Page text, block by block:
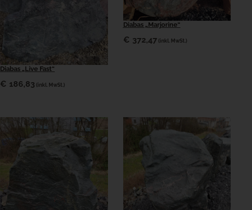
Diabas „Live Fast“
€ 186,83 (inkl. MwSt.)
Diabas „Marjorine“
€ 372,47 (inkl. MwSt.)